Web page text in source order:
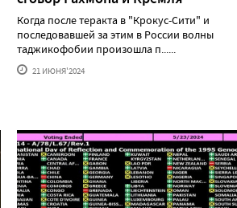
Когда после теракта в "Крокус-Сити" и
последовавшей за этим в России волны
таджикофобии произошла п......
21 ИЮНЯ'2024